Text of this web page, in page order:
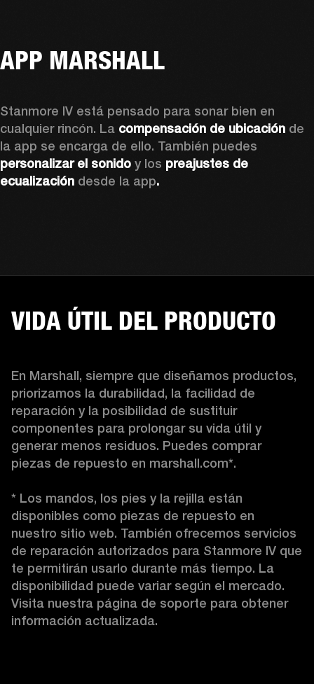
APP MARSHALL
Stanmore IV está pensado para sonar bien en
cualquier rincón. La compensación de ubicación de
personalizar el sonido y los preajustes de
ecualización desde la app.
VIDA ÚTIL DEL PRODUCTO
En Marshall, siempre que diseñamos productos,
priorizamos la durabilidad, la facilidad de
reparación y la posibilidad de sustituir
componentes para prolongar su vida útil y
generar menos residuos. Puedes comprar
piezas de repuesto en marshall.com*.
* Los mandos, los pies y la rejilla están
disponibles como piezas de repuesto en
nuestro sitio web. También ofrecemos servicios
de reparación autorizados para Stanmore IV que
te permitirán usarlo durante más tiempo. La
disponibilidad puede variar según el mercado.
Visita nuestra página de soporte para obtener
información actualizada.